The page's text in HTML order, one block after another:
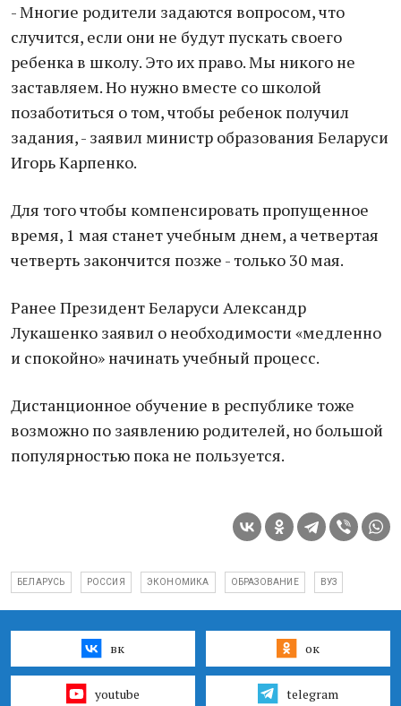
- Многие родители задаются вопросом, что
случится, если они не будут пускать своего
ребенка в школу. Это их право. Мы никого не
заставляем. Но нужно вместе со школой
позаботиться о том, чтобы ребенок получил
задания, - заявил министр образования Беларуси
Игорь Карпенко.
Для того чтобы компенсировать пропущенное
время, 1 мая станет учебным днем, а четвертая
четверть закончится позже - только 30 мая.
Ранее Президент Беларуси Александр
Лукашенко заявил о необходимости «медленно
и спокойно» начинать учебный процесс.
Дистанционное обучение в республике тоже
возможно по заявлению родителей, но большой
популярностью пока не пользуется.
БЕЛАРУСЬ РОССИЯ ЭКОНОМИКА ОБРАЗОВАНИЕ ВУЗ
вк ок
youtube telegram